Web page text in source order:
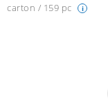
carton / 159 pc
i